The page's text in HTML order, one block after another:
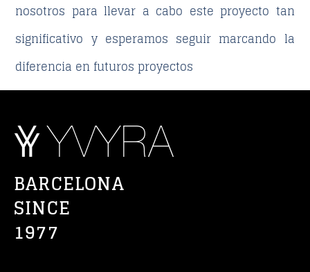
nosotros para llevar a cabo este proyecto tan
significativo y esperamos seguir marcando la
diferencia en futuros proyectos
BARCELONA
SINCE
1977